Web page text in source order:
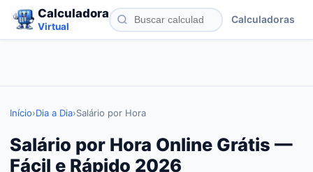
Calculadora
Virtual
Calculadoras
Início›Dia a Dia›Salário por Hora
Salário por Hora Online Grátis —
Fácil e Rápido 2026